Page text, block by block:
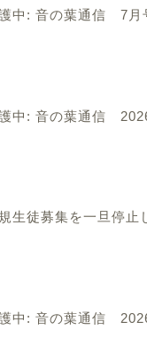
中: 音の葉通信 7月
中: 音の葉通信
生徒募集を一旦停止
中: 音の葉通信